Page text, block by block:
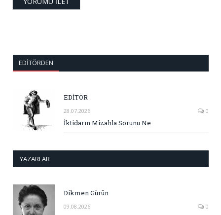
EDITÖRDEN
EDİTÖR
28.07.2026 0
İktidarın Mizahla Sorunu Ne
YAZARLAR
Dikmen Gürün
09.08.2026 0